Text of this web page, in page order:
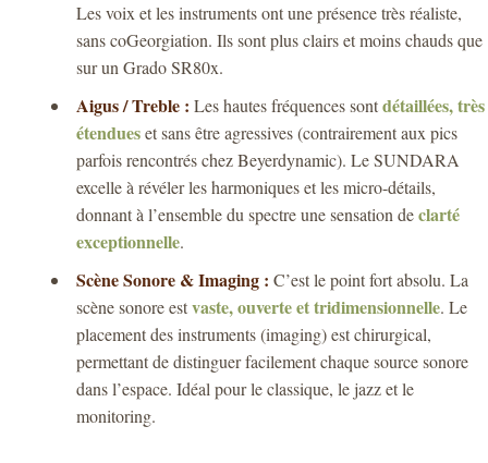
Les voix et les instruments ont une présence très réaliste,
sans coGeorgiation. Ils sont plus clairs et moins chauds que
sur un Grado SR80x.
Aigus / Treble : Les hautes fréquences sontdétaillées, très
étendueset sans être agressives (contrairement aux pics
parfois rencontrés chez Beyerdynamic). Le SUNDARA
excelle à révéler les harmoniques et les micro-détails,
donnant à l’ensemble du spectre une sensation declarté
exceptionnelle.
Scène Sonore & Imaging : C’est le point fort absolu. La
scène sonore estvaste, ouverte et tridimensionnelle. Le
placement des instruments (imaging) est chirurgical,
permettant de distinguer facilement chaque source sonore
dans l’espace. Idéal pour le classique, le jazz et le
monitoring.